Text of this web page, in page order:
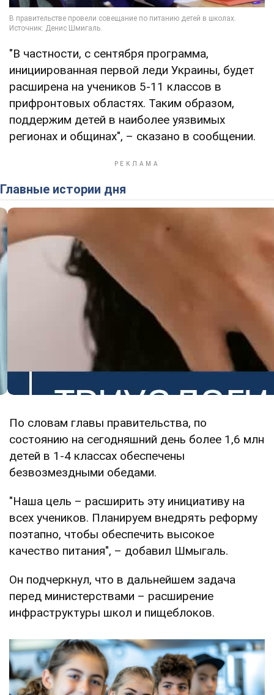
"В частности, с сентября программа,
инициированная первой леди Украины, будет
расширена на учеников 5-11 классов в
прифронтовых областях. Таким образом,
поддержим детей в наиболее уязвимых
регионах и общинах", – сказано в сообщении.
Главные истории дня
По словам главы правительства, по
состоянию на сегодняшний день более 1,6 млн
детей в 1-4 классах обеспечены
безвозмездными обедами.
"Наша цель – расширить эту инициативу на
всех учеников. Планируем внедрять реформу
поэтапно, чтобы обеспечить высокое
качество питания", – добавил Шмыгаль.
Он подчеркнул, что в дальнейшем задача
перед министерствами – расширение
инфраструктуры школ и пищеблоков.